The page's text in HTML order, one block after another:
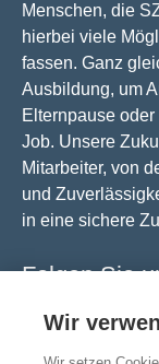
Menschen, die
hierbei viele
fassen. Ganz
Ausbildung, um
Elternpause
Job. Unsere
Mitarbeiter, von
und
in eine sichere
Folgen Sie
Facebook
Wir